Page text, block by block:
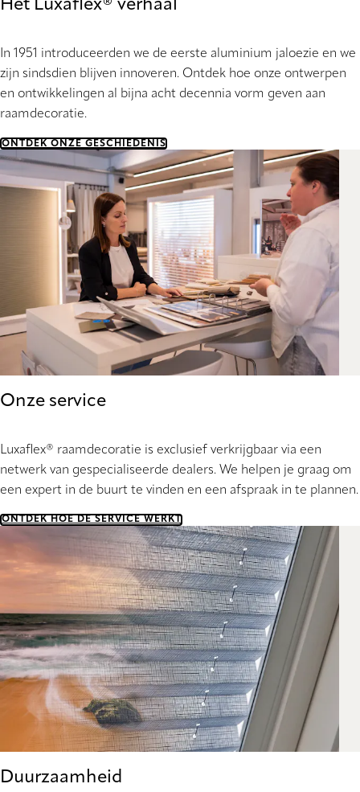
Het Luxaflex® verhaal
In 1951 introduceerden we de eerste aluminium jaloezie en we
zijn sindsdien blijven innoveren. Ontdek hoe onze ontwerpen
en ontwikkelingen al bijna acht decennia vorm geven aan
raamdecoratie.
ONTDEK ONZE GESCHIEDENIS
Onze service
Luxaflex® raamdecoratie is exclusief verkrijgbaar via een
netwerk van gespecialiseerde dealers. We helpen je graag om
een expert in de buurt te vinden en een afspraak in te plannen.
ONTDEK HOE DE SERVICE WERKT
Duurzaamheid